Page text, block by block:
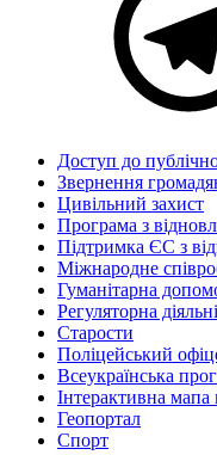
Доступ до
Звернення
Цивільний захист
Програма з
Підтримка ЄС з
Міжнародне
Гуманітарна
Регуляторна
Старости
Поліцейський
Всеукраїнська
Інтерактивна мапа
Геопортал
Спорт